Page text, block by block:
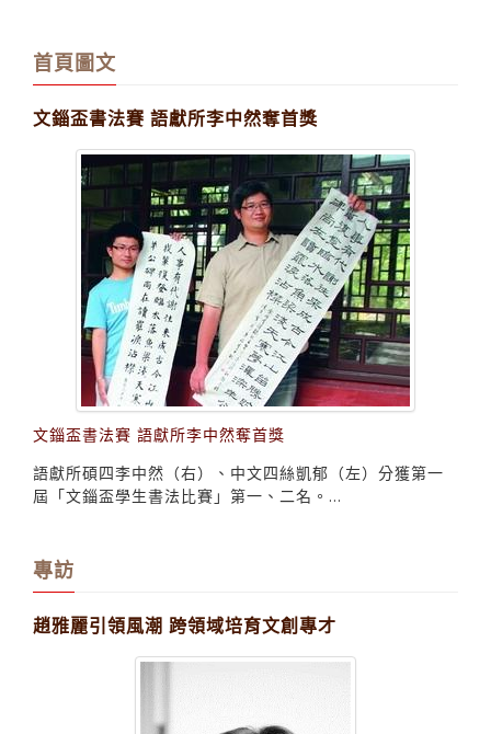
首頁圖文
文錙盃書法賽 語獻所李中然奪首獎
文錙盃書法賽 語獻所李中然奪首獎
語獻所碩四李中然（右）、中文四絲凱郁（左）分獲第一
屆「文錙盃學生書法比賽」第一、二名。...
專訪
趙雅麗引領風潮 跨領域培育文創專才